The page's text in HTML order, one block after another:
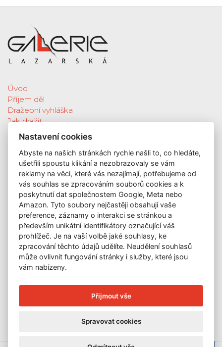
Úvod
Příjem děl
Dražební vyhláška
Jak dražit
Galerie
Katalog vydražených děl
O nás
GDPR
Kontakt
KONTAKT
GALERIE LAZARSKÁ
Lazarská 7
110 00 Praha 1
E-mail:
info@galerielazarska.cz
Telefon:
+420 222 523 739
OTEVÍRACÍ DOBA
Nastavení cookies
Abyste na našich stránkách rychle našli to, co hledáte,
ušetřili spoustu klikání a nezobrazovaly se vám
reklamy na věci, které vás nezajímají, potřebujeme od
vás souhlas se zpracováním souborů cookies a k
poskytnutí dat společnostem Google, Meta nebo
Amazon. Tyto soubory nejčastěji obsahují vaše
preference, záznamy o interakci se stránkou a
především unikátní identifikátory označující váš
prohlížeč. Je na vaší volbě jaké souhlasy, ke
zpracování těchto údajů udělíte. Neudělení souhlasů
může ovlivnit fungování stránky i služby, které jsou
vám nabízeny.
Přijmout vše
Spravovat cookies